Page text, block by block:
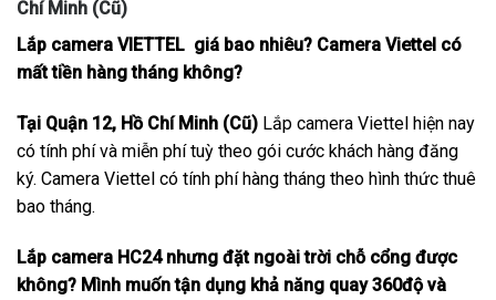
Chí Minh (Cũ)
Lắp camera VIETTEL giá bao nhiêu? Camera Viettel có
mất tiền hàng tháng không?
Tại Quận 12, Hồ Chí Minh (Cũ) Lắp camera Viettel hiện nay
có tính phí và miễn phí tuỳ theo gói cước khách hàng đăng
ký. Camera Viettel có tính phí hàng tháng theo hình thức thuê
bao tháng.
Lắp camera HC24 nhưng đặt ngoài trời chỗ cổng được
không? Mình muốn tận dụng khả năng quay 360độ và